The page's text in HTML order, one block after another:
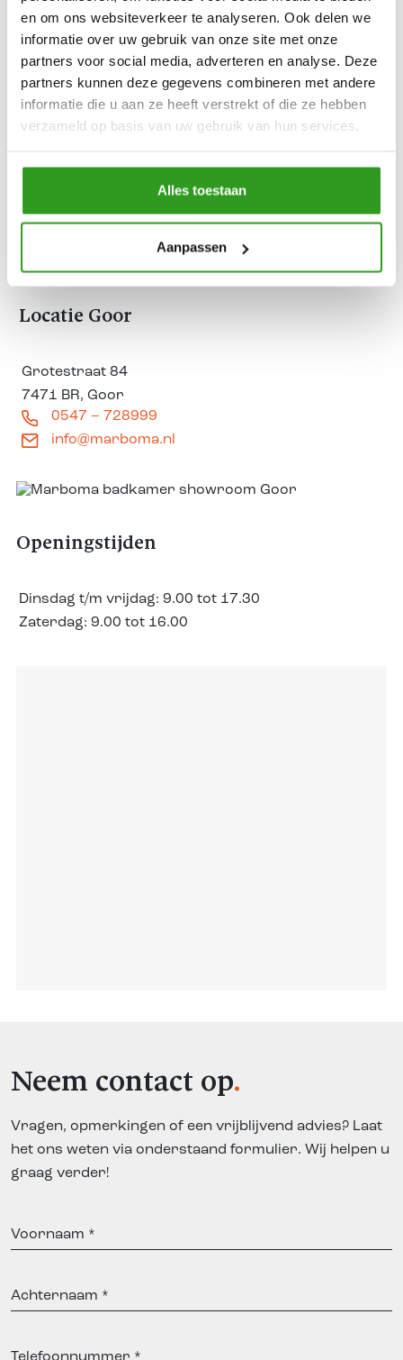
en om ons websiteverkeer te analyseren. Ook delen we
informatie over uw gebruik van onze site met onze
partners voor social media, adverteren en analyse. Deze
partners kunnen deze gegevens combineren met andere
informatie die u aan ze heeft verstrekt of die ze hebben
verzameld op basis van uw gebruik van hun services.
Alles toestaan
Aanpassen
afspraak?
Doen jullie ook installatiewerk of leveren jullie
alleen de materialen voor badkamers?
Wat kost een complete badkamer?
Bezoek onze showroom in
Locatie Goor
Grotestraat 84
7471 BR, Goor
0547 – 728999
info@marboma.nl
Openingstijden
Dinsdag t/m vrijdag: 9.00 tot 17.30
Zaterdag: 9.00 tot 16.00
Neem contact op
Vragen, opmerkingen of een vrijblijvend advies? Laat
het ons weten via onderstaand formulier. Wij helpen u
graag verder!
Voornaam
Achternaam
Telefoonnummer